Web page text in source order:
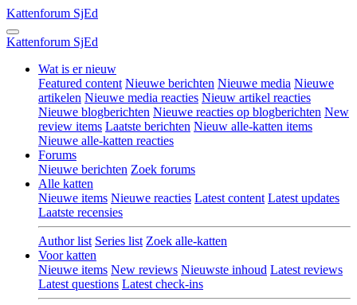
Kattenforum SjEd
Kattenforum SjEd
Wat is er nieuw
Featured content Nieuwe berichten Nieuwe media Nieuwe
artikelen Nieuwe media reacties Nieuw artikel reacties
Nieuwe blogberichten Nieuwe reacties op blogberichten New
review items Laatste berichten Nieuw alle-katten items
Nieuwe alle-katten reacties
Forums
Nieuwe berichten Zoek forums
Alle katten
Nieuwe items Nieuwe reacties Latest content Latest updates
Laatste recensies
Author list Series list Zoek alle-katten
Voor katten
Nieuwe items New reviews Nieuwste inhoud Latest reviews
Latest questions Latest check-ins